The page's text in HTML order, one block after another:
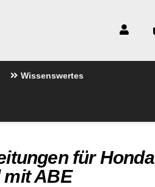
Wissenswertes
für Honda
mit ABE